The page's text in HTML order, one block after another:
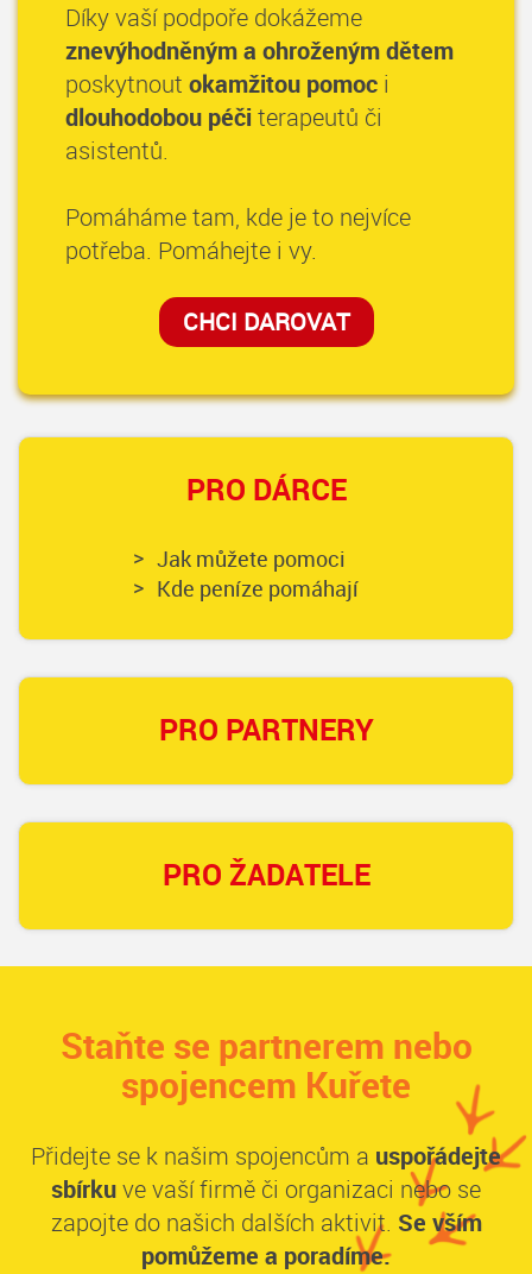
Díky vaší podpoře dokážeme
znevýhodněným a ohroženým dětem
poskytnout okamžitou pomoc i
dlouhodobou péči terapeutů či
asistentů.
Pomáháme tam, kde je to nejvíce
potřeba. Pomáhejte i vy.
CHCI DAROVAT
PRO DÁRCE
Jak můžete pomoci
Kde peníze pomáhají
PRO PARTNERY
PRO ŽADATELE
Staňte se partnerem nebo
spojencem Kuřete
Přidejte se k našim spojencům a uspořádejte
sbírkuve vaší firmě či organizaci nebo se
zapojte do našich dalších aktivit. Se vším
pomůžeme a poradíme.